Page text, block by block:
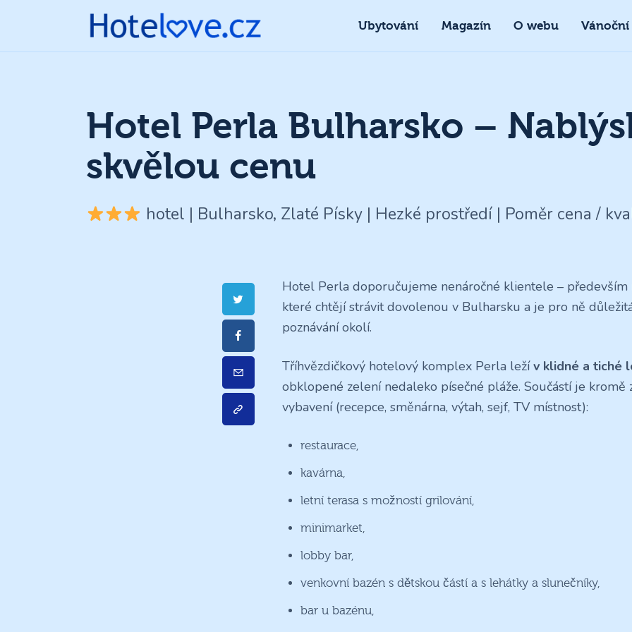
Ubytování Magazín O webu
Hotel Perla Bulharsko –
skvělou cenu
hotel | Bulharsko, Zlaté Písky | Hezké prostředí | Poměr cena /
Hotel Perla doporučujeme nenáročné klientele – především
které chtějí strávit dovolenou v Bulharsku a je pro ně
poznávání okolí.
Tříhvězdičkový hotelový komplex Perla ležív klidné a tiché
obklopené zelení nedaleko písečné pláže. Součástí je kromě
vybavení (recepce, směnárna, výtah, sejf, TV místnost):
restaurace,
kavárna,
letní terasa s možností grilování,
minimarket,
lobby bar,
venkovní bazén s dětskou částí a s lehátky a slunečníky,
bar u bazénu,